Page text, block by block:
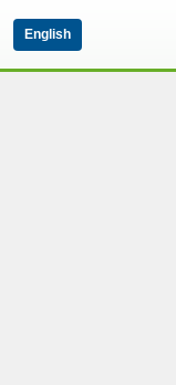
English